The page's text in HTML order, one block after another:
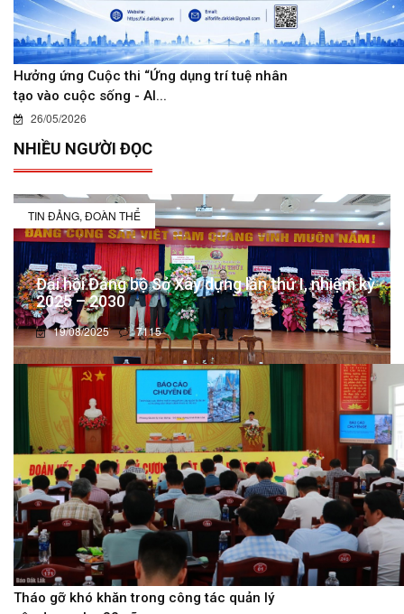
Hưởng ứng Cuộc thi “Ứng dụng trí tuệ nhân
tạo vào cuộc sống - AI...
26/05/2026
NHIỀU NGƯỜI ĐỌC
TIN ĐẢNG, ĐOÀN THỂ
Đại hội Đảng bộ Sở Xây dựng lần thứ I, nhiệm kỳ
2025 – 2030
19/08/2025 7115
Tháo gỡ khó khăn trong công tác quản lý